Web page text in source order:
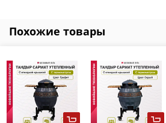
Похожие товары